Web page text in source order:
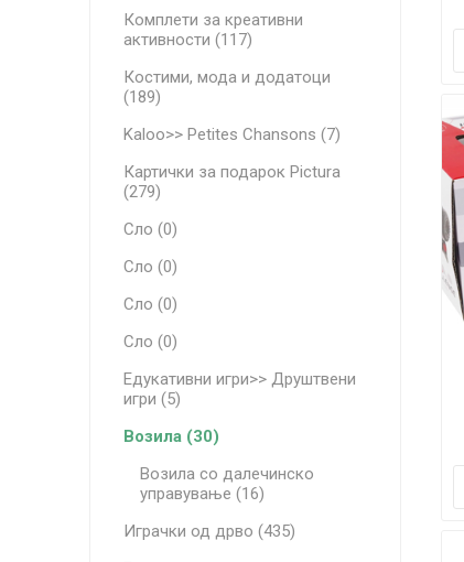
Комплети за креативни
активности (117)
Костими, мода и додатоци
(189)
Kaloo>> Petites Chansons (7)
Картички за подарок Pictura
(279)
Сло (0)
Сло (0)
Сло (0)
Сло (0)
Едукативни игри>> Друштвени
игри (5)
Возила (30)
Возила со далечинско
управување (16)
Играчки од дрво (435)